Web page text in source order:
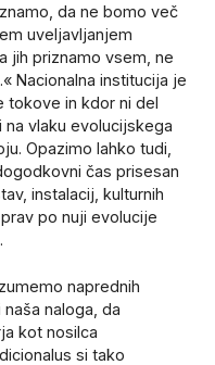
da ne bomo več
uveljavljanjem
jih priznamo vsem, ne
Nacionalna institucija je
tokove in kdor ni del
vlaku evolucijskega
Opazimo lahko tudi,
čas prisesan
instalacij, kulturnih
po nuji evolucije
naprednih
naloga, da
kot nosilca
si tako